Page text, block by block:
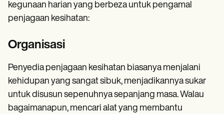
kegunaan harian yang berbeza untuk pengamal
penjagaan kesihatan:
Organisasi
Penyedia penjagaan kesihatan biasanya menjalani
kehidupan yang sangat sibuk, menjadikannya sukar
untuk disusun sepenuhnya sepanjang masa. Walau
bagaimanapun, mencari alat yang membantu